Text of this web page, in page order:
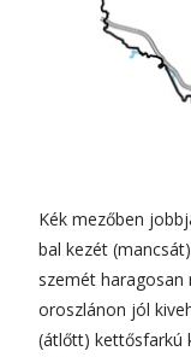
Kék mezőben
bal kezét
szemét
oroszlánon jól
(átlőtt) kettősfarkú